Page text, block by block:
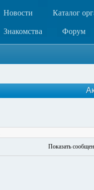
Новости Каталог
Знакомства Форум
Показать